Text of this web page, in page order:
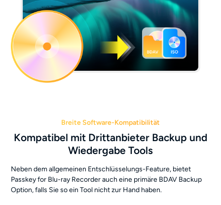
Breite Software-Kompatibilität
Kompatibel mit Drittanbieter Backup und
Wiedergabe Tools
Neben dem allgemeinen Entschlüsselungs-Feature, bietet
Passkey for Blu-ray Recorder auch eine primäre BDAV Backup
Option, falls Sie so ein Tool nicht zur Hand haben.